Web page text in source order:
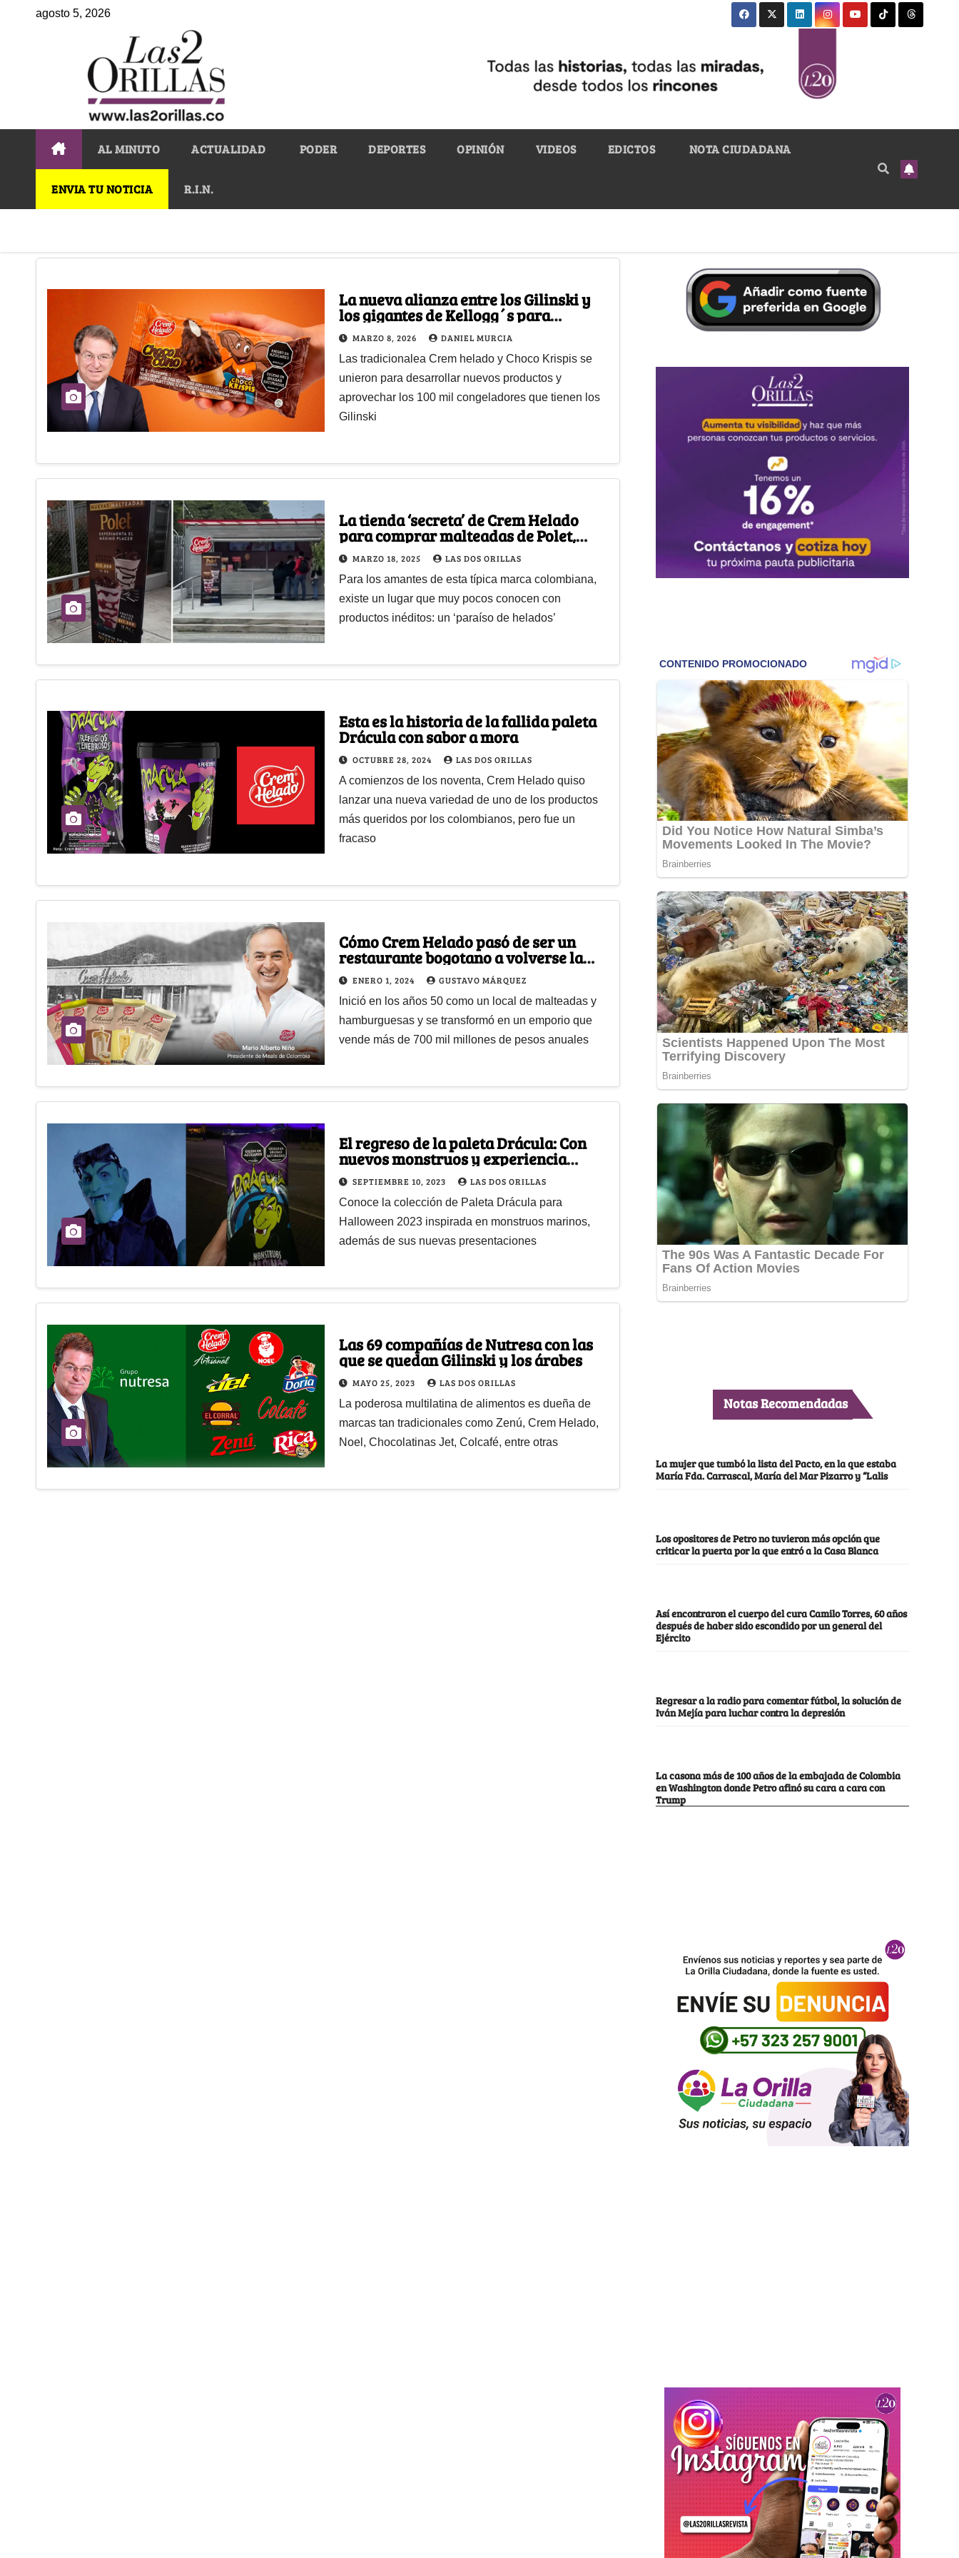
agosto 5, 2026
AL MINUTO ACTUALIDAD PODER DEPORTES OPINIÓN VIDEOS EDICTOS NOTA CIUDADANA
ENVIA TU NOTICIA R.I.N.
La nueva alianza entre los Gilinski y
los gigantes de Kellogg´s para
impulsar su negocio de helados en el
paísMARZO 8, 2026 DANIEL MURCIA
Las tradicionalea Crem helado y Choco Krispis se
unieron para desarrollar nuevos productos y
aprovechar los 100 mil congeladores que tienen los
Gilinski
La tienda ‘secreta’ de Crem Helado
para comprar malteadas de Polet,
cajas de 10 litros de helado y más
MARZO 18, 2025 LAS DOS ORILLAS
Para los amantes de esta típica marca colombiana,
existe un lugar que muy pocos conocen con
productos inéditos: un ‘paraíso de helados’
Esta es la historia de la fallida paleta
Drácula con sabor a mora
OCTUBRE 28, 2024 LAS DOS ORILLAS
A comienzos de los noventa, Crem Helado quiso
lanzar una nueva variedad de uno de los productos
más queridos por los colombianos, pero fue un
fracaso
Cómo Crem Helado pasó de ser un
restaurante bogotano a volverse la
fábrica de helados más famosa del
paísENERO 1, 2024 GUSTAVO MÁRQUEZ
Inició en los años 50 como un local de malteadas y
hamburguesas y se transformó en un emporio que
vende más de 700 mil millones de pesos anuales
El regreso de la paleta Drácula: Con
nuevos monstruos y experiencia
digital
SEPTIEMBRE 10, 2023 LAS DOS ORILLAS
Conoce la colección de Paleta Drácula para
Halloween 2023 inspirada en monstruos marinos,
además de sus nuevas presentaciones
Las 69 compañías de Nutresa con las
que se quedan Gilinski y los árabes
MAYO 25, 2023 LAS DOS ORILLAS
La poderosa multilatina de alimentos es dueña de
marcas tan tradicionales como Zenú, Crem Helado,
Noel, Chocolatinas Jet, Colcafé, entre otras
Notas Recomendadas
La mujer que tumbó la lista del Pacto, en la que estaba
María Fda. Carrascal, María del Mar Pizarro y “Lalis
Los opositores de Petro no tuvieron más opción que
criticar la puerta por la que entró a la Casa Blanca
Así encontraron el cuerpo del cura Camilo Torres, 60 años
después de haber sido escondido por un general del
Ejército
Regresar a la radio para comentar fútbol, la solución de
Iván Mejía para luchar contra la depresión
La casona más de 100 años de la embajada de Colombia
en Washington donde Petro afinó su cara a cara con
Trump